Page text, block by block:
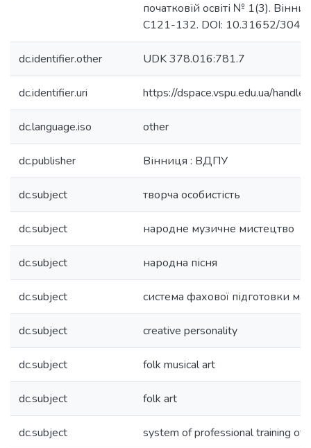
початковій освіті № 1(3).
С121-132. DOI: 10.31652/
dc.identifier.other UDK 378.016:781.7
dc.identifier.uri https://dspace.vspu.edu.ua/
dc.language.iso other
dc.publisher Вінниця : ВДПУ
dc.subject творча особистість
dc.subject народне музичне мистецтво
dc.subject народна пісня
dc.subject система фахової підготовки
dc.subject creative personality
dc.subject folk musical art
dc.subject folk art
dc.subject system of professional training of